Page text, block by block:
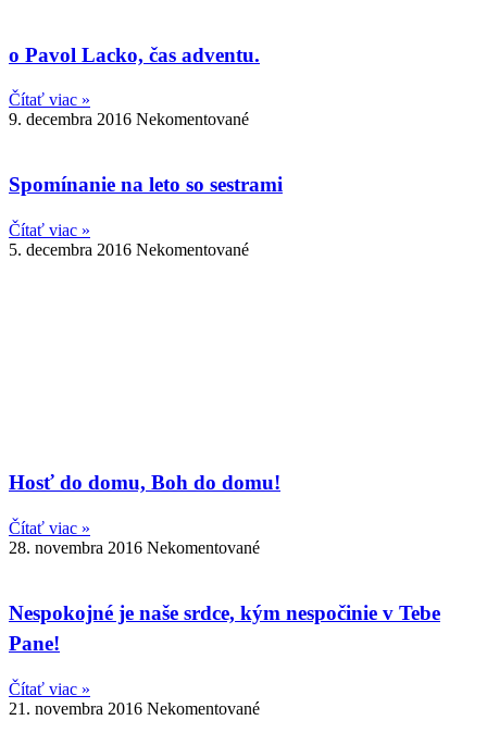
o Pavol Lacko, čas adventu.
Čítať viac »
9. decembra 2016 Nekomentované
Spomínanie na leto so sestrami
Čítať viac »
5. decembra 2016 Nekomentované
Hosť do domu, Boh do domu!
Čítať viac »
28. novembra 2016 Nekomentované
Nespokojné je naše srdce, kým nespočinie v Tebe
Pane!
Čítať viac »
21. novembra 2016 Nekomentované